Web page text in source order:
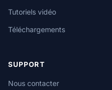
Tutoriels vidéo
Téléchargements
SUPPORT
Nous contacter